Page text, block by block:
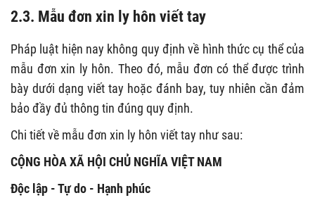
2.3. Mẫu đơn xin ly hôn viết tay
Pháp luật hiện nay không quy định về hình thức cụ thể của
mẫu đơn xin ly hôn. Theo đó, mẫu đơn có thể được trình
bày dưới dạng viết tay hoặc đánh bay, tuy nhiên cần đảm
bảo đầy đủ thông tin đúng quy định.
Chi tiết về mẫu đơn xin ly hôn viết tay như sau:
CỘNG HÒA XÃ HỘI CHỦ NGHĨA VIỆT NAM
Độc lập - Tự do - Hạnh phúc